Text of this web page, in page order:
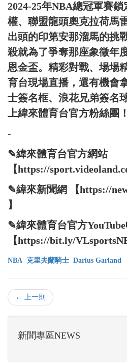
2024-25年NBA總冠軍賽
權、聯盟龍頭奧克拉荷馬
出頭的印第安那溜馬的挑
殺就為了爭奪那座象徵年
恩金盃。精彩對戰、場場
育台現場直播，還有機會
士簽名框、浪花兄弟簽名
上緯來體育台官方粉絲團！
-
✎緯來體育台官方網站
【https://
✎緯來新聞網 【https://
】
✎緯來體育台官方
【https://bit.ly/
NBA 克里夫蘭騎士 Darius Garland
← 上一則
新聞專區NEWS